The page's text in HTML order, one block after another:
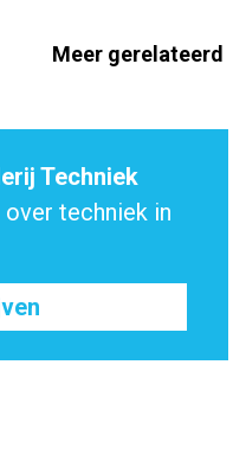
Meer gerelateerd
Techniek
techniek in